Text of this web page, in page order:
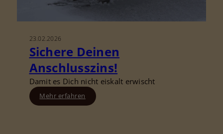
23.02.2026
Sichere Deinen
Anschlusszins!
Damit es Dich nicht eiskalt erwischt
Mehr erfahren